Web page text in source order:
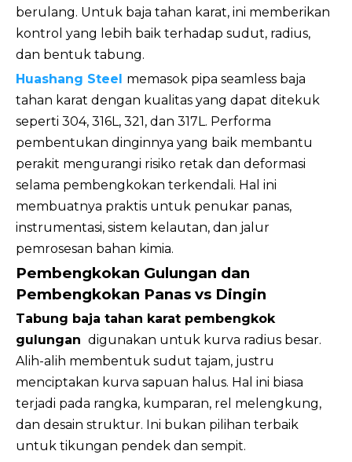
berulang. Untuk baja tahan karat, ini memberikan
kontrol yang lebih baik terhadap sudut, radius,
dan bentuk tabung.
Huashang Steel memasok pipa seamless baja
tahan karat dengan kualitas yang dapat ditekuk
seperti 304, 316L, 321, dan 317L. Performa
pembentukan dinginnya yang baik membantu
perakit mengurangi risiko retak dan deformasi
selama pembengkokan terkendali. Hal ini
membuatnya praktis untuk penukar panas,
instrumentasi, sistem kelautan, dan jalur
pemrosesan bahan kimia.
Pembengkokan Gulungan dan
Pembengkokan Panas vs Dingin
Tabung baja tahan karat pembengkok
gulungan digunakan untuk kurva radius besar.
Alih-alih membentuk sudut tajam, justru
menciptakan kurva sapuan halus. Hal ini biasa
terjadi pada rangka, kumparan, rel melengkung,
dan desain struktur. Ini bukan pilihan terbaik
untuk tikungan pendek dan sempit.